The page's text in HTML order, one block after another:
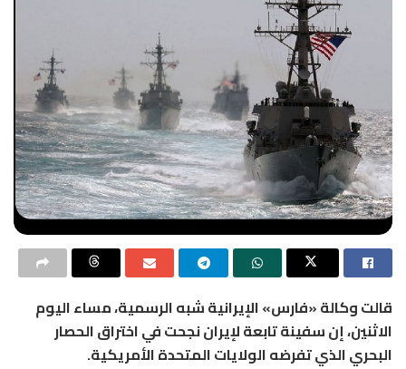
قالت وكالة «فارس» الإيرانية شبه الرسمية، مساء اليوم
الاثنين، إن سفينة تابعة لإيران نجحت في اختراق الحصار
البحري الذي تفرضه الولايات المتحدة الأمريكية.